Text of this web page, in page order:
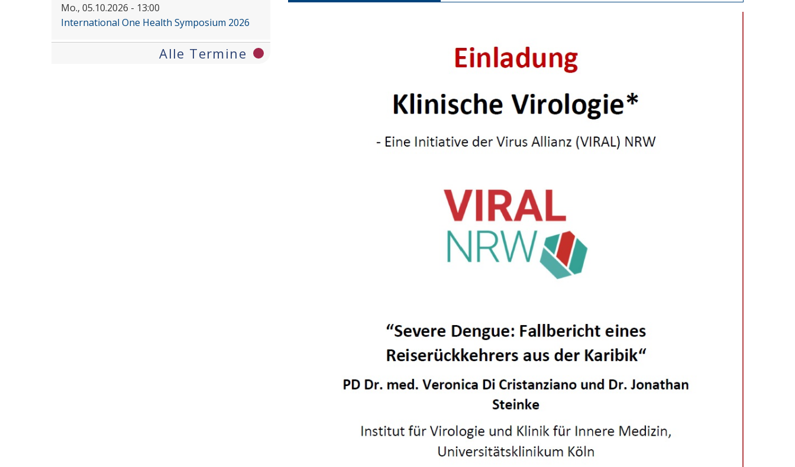
Mo., 05.10.2026 - 13:00
International One Health Symposium 2026
Alle Termine